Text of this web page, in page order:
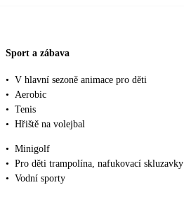
Sport a zábava
• V hlavní sezoně animace pro děti
•
Aerobic
• Tenis
• Hřiště na volejbal
• Minigolf
• Pro děti trampolína, nafukovací skluzavky
• Vodní sporty